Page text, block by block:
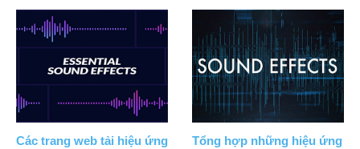
Các trang web tải hiệu ứng
Tổng hợp những hiệu ứng